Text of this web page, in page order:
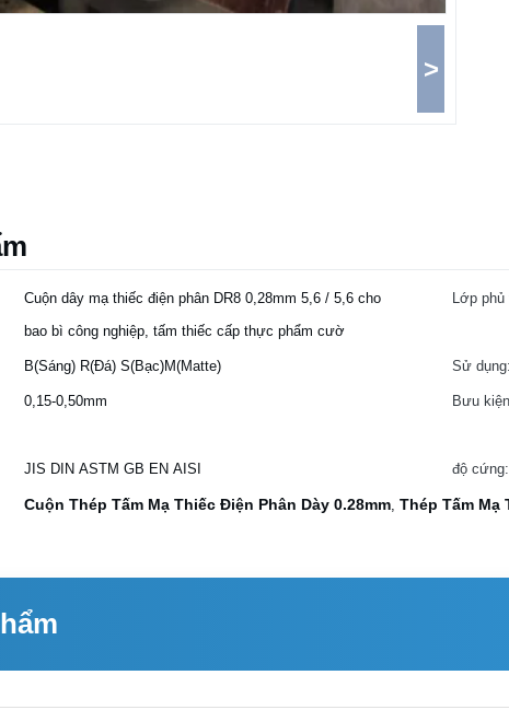
>
Cuộn dây mạ thiếc điện phân DR8 0,28mm 5,6 / 5,6 cho
bao bì công nghiệp, tấm thiếc cấp thực phẩm cườ
Lớp phủ
B(Sáng) R(Đá) S(Bạc)M(Matte) Sử
0,15-0,50mm Bưu
JIS DIN ASTM GB EN AISI độ
Cuộn Thép Tấm Mạ Thiếc Điện Phân Dày 0.28mm, Thép Tấm Mạ